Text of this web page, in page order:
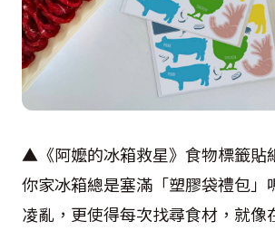
▲《阿嬤的冰箱救星》食物標籤貼
你家冰箱總是塞滿「塑膠袋禮包」
凌亂，更使得每次找尋食材，就像